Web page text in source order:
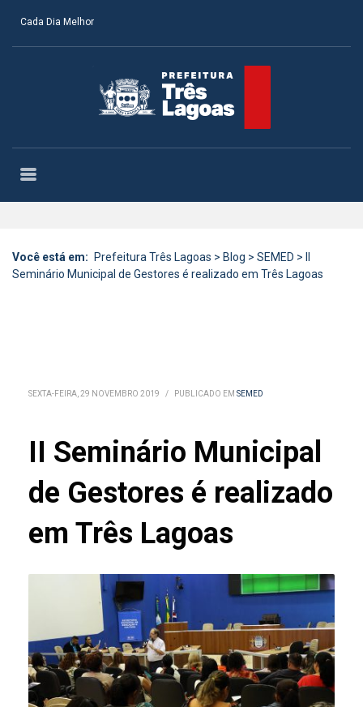
Cada Dia Melhor
Você está em: Prefeitura Três Lagoas > Blog > SEMED >
Seminário Municipal de Gestores é realizado em Três Lagoas
SEXTA-FEIRA, 29 NOVEMBRO 2019 / PUBLICADO EM SEMED
II Seminário Municipal
de Gestores é realizado
em Três Lagoas